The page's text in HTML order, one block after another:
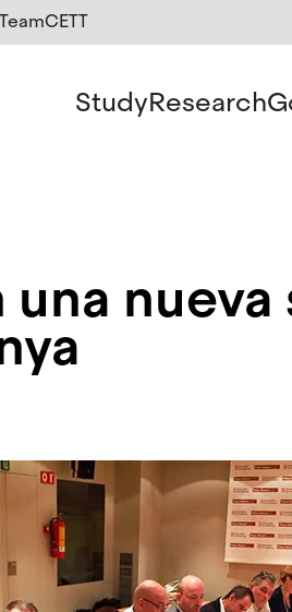
StudyResearch